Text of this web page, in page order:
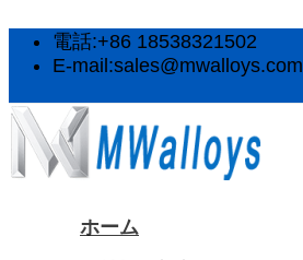
キ
ッ
プ
電話:+86 18538321502
E-mail:sales@mwalloys.com
ホーム
ニ
ュ
ー
ト
グ
ル
ニ
ュ
ー
ト
グ
ル
ニ
ュ
ー
ト
グ
ル
ニ
ュ
ー
ト
グ
ル
ニ
ュ
ー
ト
グ
ル